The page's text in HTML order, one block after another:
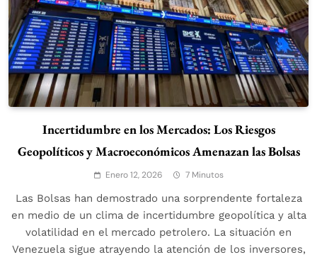
Incertidumbre en los Mercados: Los Riesgos
Geopolíticos y Macroeconómicos Amenazan las Bolsas
Enero 12, 2026 7 Minutos
Las Bolsas han demostrado una sorprendente fortaleza
en medio de un clima de incertidumbre geopolítica y alta
volatilidad en el mercado petrolero. La situación en
Venezuela sigue atrayendo la atención de los inversores,